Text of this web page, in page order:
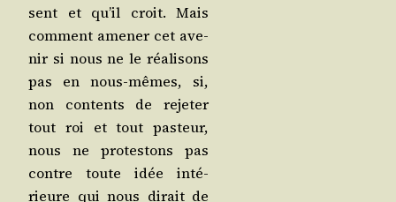
sent et qu’il croit. Mais
com­ment ame­ner cet ave­
nir si nous ne le réa­li­sons
pas en nous-mêmes, si,
non contents de reje­ter
tout roi et tout pas­teur,
nous ne pro­tes­tons pas
contre toute idée inté­
rieure qui nous dirait de